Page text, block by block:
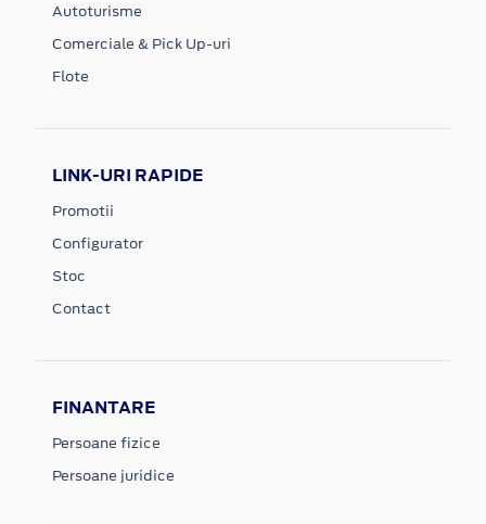
Autoturisme
Comerciale & Pick Up-uri
Flote
LINK-URI RAPIDE
Promotii
Configurator
Stoc
Contact
FINANTARE
Persoane fizice
Persoane juridice